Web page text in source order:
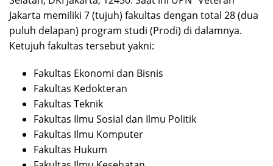
Jakarta memiliki 7 (tujuh) fakultas dengan total 28 (dua
puluh delapan) program studi (Prodi) di dalamnya.
Ketujuh fakultas tersebut yakni:
Fakultas Ekonomi dan Bisnis
Fakultas Kedokteran
Fakultas Teknik
Fakultas Ilmu Sosial dan Ilmu Politik
Fakultas Ilmu Komputer
Fakultas Hukum